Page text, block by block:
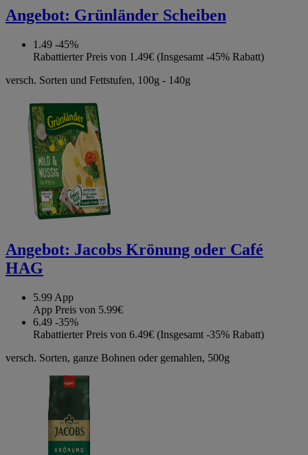
Angebot: Grünländer Scheiben
1.49 -45%
Rabattierter Preis von 1.49€ (Insgesamt -45% Rabatt)
versch. Sorten und Fettstufen, 100g - 140g
Angebot: Jacobs Krönung oder Café
HAG
5.99 App
App Preis von 5.99€
6.49 -35%
Rabattierter Preis von 6.49€ (Insgesamt -35% Rabatt)
versch. Sorten, ganze Bohnen oder gemahlen, 500g